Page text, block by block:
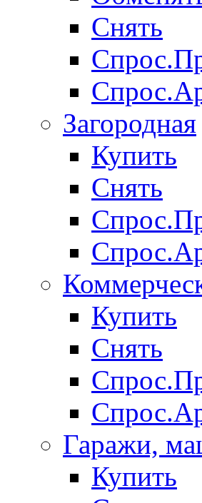
Снять
Загородная
Купить
Снять
Купить
Снять
Гаражи,
Купить